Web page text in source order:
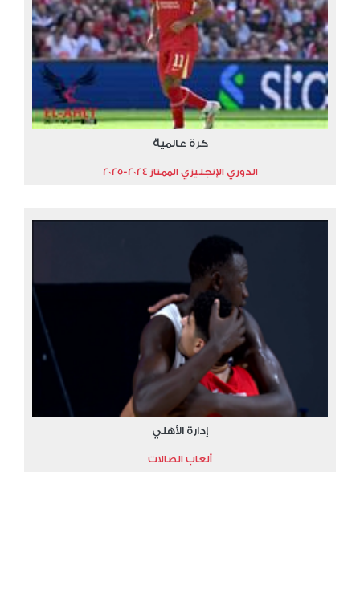
كرة عالمية
الدوري الإنجليزي الممتاز 2024-2025
إدارة الأهلي
ألعاب الصالات